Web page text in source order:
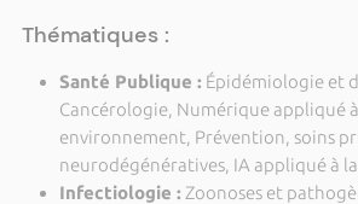
Thématiques :
Santé Publique : Épidémiologie et
Cancérologie, Numérique appliqué
environnement, Prévention, soins
neurodégénératives, IA appliqué à
Infectiologie : Zoonoses et